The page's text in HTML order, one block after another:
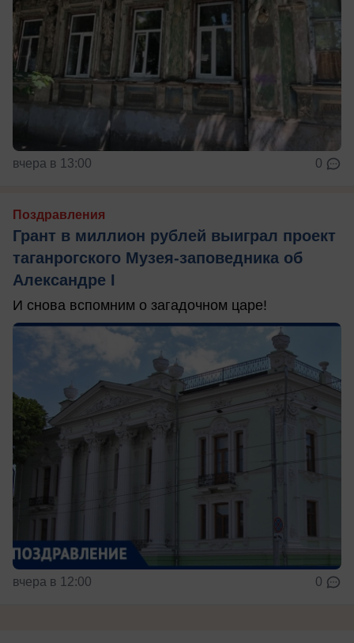
вчера в 13:00 0
Поздравления
Грант в миллион рублей выиграл проект
таганрогского Музея-заповедника об
Александре I
И снова вспомним о загадочном царе!
вчера в 12:00 0